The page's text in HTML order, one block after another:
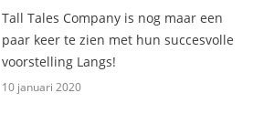
Tall Tales Company is nog maar een
paar keer te zien met hun succesvolle
voorstelling Langs!
10 januari 2020